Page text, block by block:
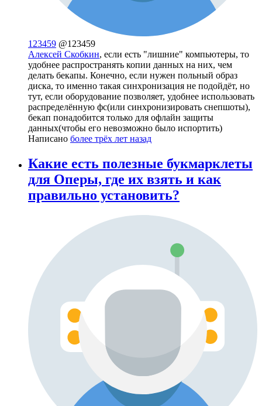
123459 @123459
Алексей Скобкин, если есть "лишние" компьютеры, то
удобнее распространять копии данных на них, чем
делать бекапы. Конечно, если нужен польный образ
диска, то именно такая синхронизация не подойдёт, но
тут, если оборудование позволяет, удобнее использовать
распределённую фс(или синхронизировать снепшоты),
бекап понадобится только для офлайн защиты
данных(чтобы его невозможно было испортить)
Написано более трёх лет назад
Какие есть полезные букмарклеты
для Оперы, где их взять и как
правильно установить?